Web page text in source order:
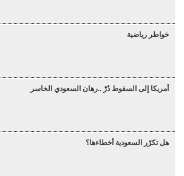
خواطر رياضية
أمريكا إلى السقوط دُرْ ..رهان السعودي الخاسر
هل تكرّر السعودية أخطاءها؟